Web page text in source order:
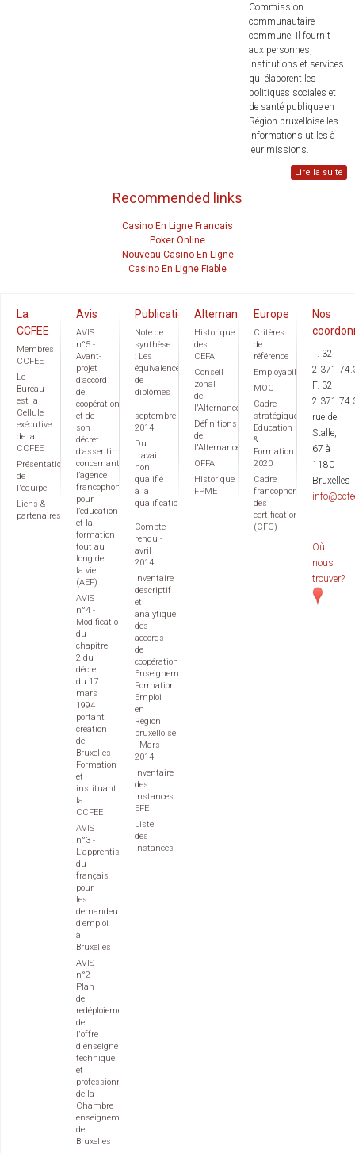
Commission
communautaire
commune. Il fournit
aux personnes,
institutions et services
qui élaborent les
politiques sociales et
de santé publique en
Région bruxelloise les
informations utiles à
leur missions.
Lire la suite
Recommended links
Casino En Ligne Francais
Poker Online
Nouveau Casino En Ligne
Casino En Ligne Fiable
La
CCFEE
Membres
CCFEE
Le
Bureau
est la
Cellule
exécutive
de la
CCFEE
Présentation
de
l'équipe
Liens &
partenaires
Avis
AVIS
n°5 -
Avant-
projet
d’accord
de
coopération
et de
son
décret
d’assentiment
concernant
l’agence
francophone
pour
l’éducation
et la
formation
tout au
long de
la vie
(AEF)
AVIS
n°4 -
Modification
du
chapitre
2 du
décret
du 17
mars
1994
portant
création
de
Bruxelles
Formation
et
instituant
la
CCFEE
AVIS
n°3 -
L’apprentissage
du
français
pour
les
demandeurs
d’emploi
à
Bruxelles
AVIS
n°2
Plan
de
redéploiement
de
l'offre
d'enseignement
technique
et
professionnel
de la
Chambre
enseignement
de
Bruxelles
Publications
Note de
synthèse
: Les
équivalences
de
diplômes
-
septembre
2014
Du
travail
non
qualifié
à la
qualification
-
Compte-
rendu -
avril
2014
Inventaire
descriptif
et
analytique
des
accords
de
coopération
Enseignement
Formation
Emploi
en
Région
bruxelloise
- Mars
2014
Inventaire
des
instances
EFE
Liste
des
instances
Alternance
Historique
des
CEFA
Conseil
zonal
de
l'Alternance
Définitions
de
l'Alternance
OFFA
Historique
FPME
Europe
Critères
de
référence
Employabilité
MOC
Cadre
stratégique
Education
&
Formation
2020
Cadre
francophone
des
certifications
(CFC)
Nos
T. 32
F. 32
rue de
Stalle,
67 à
1180
Bruxelles
Où
nous
trouver?